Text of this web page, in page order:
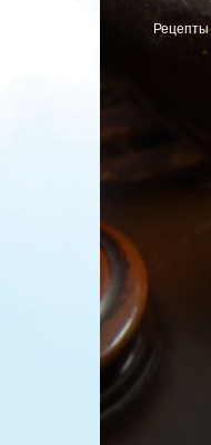
Рецепты